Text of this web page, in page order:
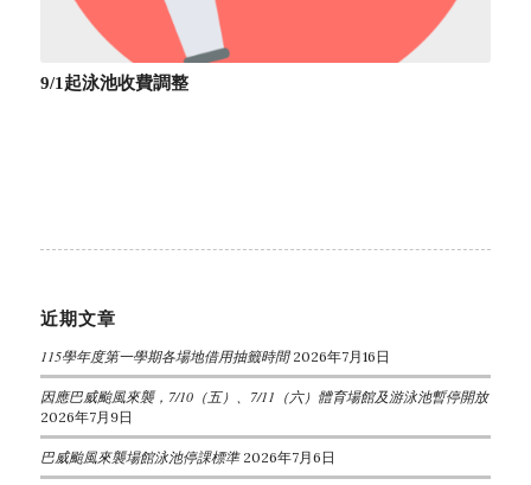
9/1起泳池收費調整
近期文章
115學年度第一學期各場地借用抽籤時間 2026年7月16日
因應巴威颱風來襲，7/10（五）、7/11（六）體育場館及游泳池暫停開放
2026年7月9日
巴威颱風來襲場館泳池停課標準 2026年7月6日